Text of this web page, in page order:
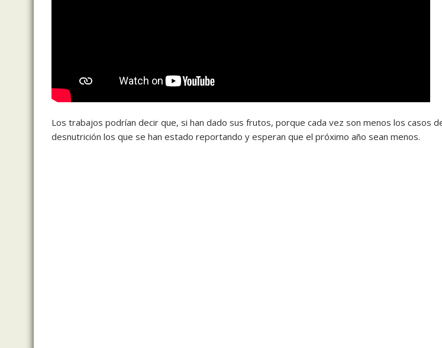
Los trabajos podrían decir que, si han dado sus frutos, porque cada vez son menos los casos
desnutrición los que se han estado reportando y esperan que el próximo año sean menos.